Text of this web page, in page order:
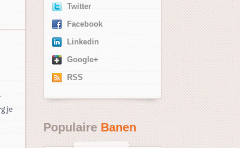
je
Twitter
Facebook
Linkedin
Google+
RSS
PopulaireBanen